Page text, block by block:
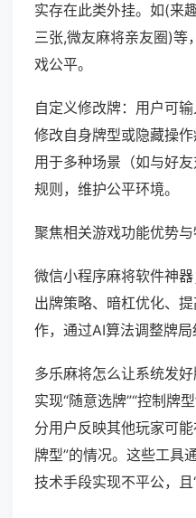
实存在此类外挂。如(来
三张,微友麻将亲友圈)等
戏公平。
自定义修改牌：用户可
修改自身牌型或隐藏操
用于多种场景（如与好
规则，维护公平环境。
聚焦相关游戏功能优势与
微信小程序麻将软件神
出牌策略、暗杠优化、
作，通过AI算法调整牌局
多乐麻将怎么让系统发
实现“随意选牌”“控制牌
分用户反映其他玩家可
牌型”的情况。这些工具
技术手段实现不平公，且